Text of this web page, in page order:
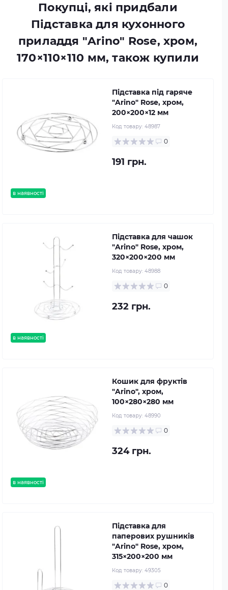
Покупці, які придбали
Підставка для кухонного
приладдя "Arino" Rose, хром,
170×110×110 мм, також купили
в наявності
Підставка під гаряче
"Arino" Rose, хром,
200×200×12 мм
Код товару: 48987
0
191 грн.
в наявності
Підставка для чашок
"Arino" Rose, хром,
320×200×200 мм
Код товару: 48988
0
232 грн.
в наявності
Кошик для фруктів
"Arino", хром,
100×280×280 мм
Код товару: 48990
0
324 грн.
Підставка для
паперових рушників
"Arino" Rose, хром,
315×200×200 мм
Код товару: 49305
0